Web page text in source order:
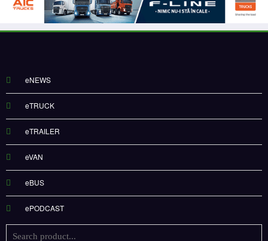
eNEWS
eTRUCK
eTRAILER
eVAN
eBUS
ePODCAST